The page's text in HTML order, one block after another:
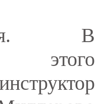
В
этого